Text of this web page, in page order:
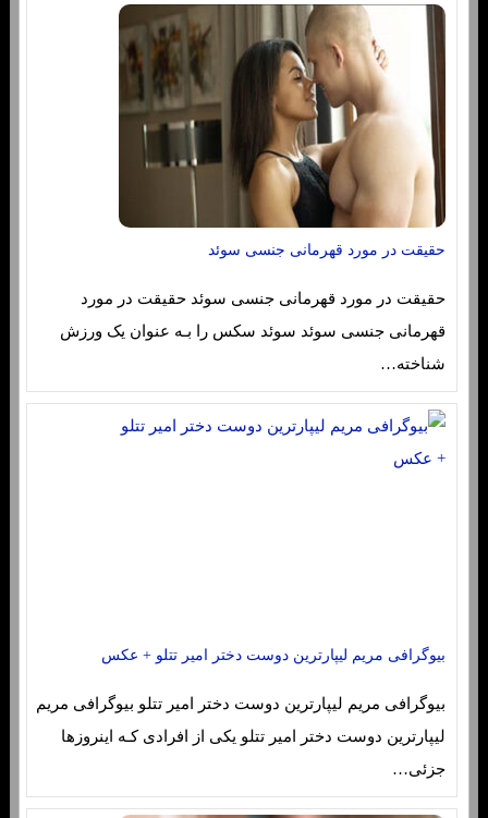
حقیقت در مورد قهرمانی جنسی سوئد
حقیقت در مورد قهرمانی جنسی سوئد حقیقت در مورد
قهرمانی جنسی سوئد سوئد سکس را بـه عنوان یک ورزش
شناخته…
بیوگرافی مریم لیپارترین دوست دختر امیر تتلو + عکس
بیوگرافی مریم لیپارترین دوست دختر امیر تتلو بیوگرافی مریم
لیپارترین دوست دختر امیر تتلو یکی از افرادی کـه اینروزها
جزئی…